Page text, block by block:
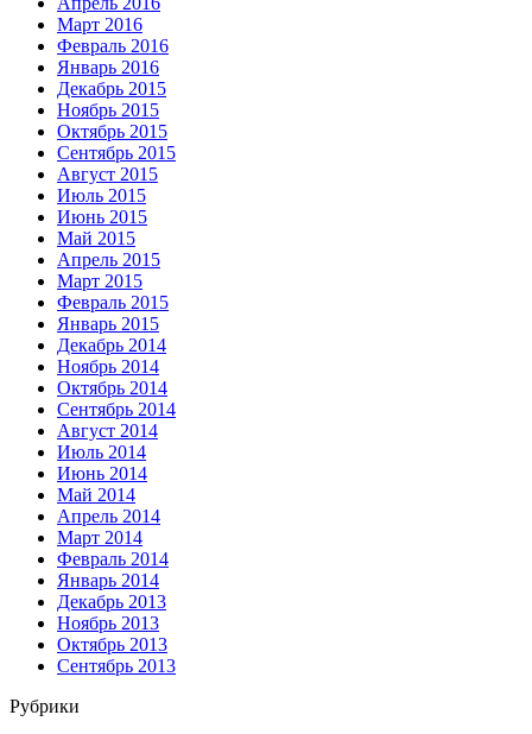
Март 2016
Февраль 2016
Январь 2016
Декабрь 2015
Ноябрь 2015
Октябрь 2015
Сентябрь 2015
Август 2015
Июль 2015
Июнь 2015
Май 2015
Апрель 2015
Март 2015
Февраль 2015
Январь 2015
Декабрь 2014
Ноябрь 2014
Октябрь 2014
Сентябрь 2014
Август 2014
Июль 2014
Июнь 2014
Май 2014
Апрель 2014
Март 2014
Февраль 2014
Январь 2014
Декабрь 2013
Ноябрь 2013
Октябрь 2013
Сентябрь 2013
Рубрики